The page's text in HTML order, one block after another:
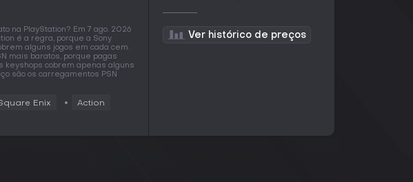
na PlayStation? Em 7 ago. 2026
é a regra, porque a Sony
alguns jogos em cada cem.
mais baratos, porque pagas
keyshops cobrem apenas alguns
são os carregamentos PSN
Enix Action
Ver histórico de preços